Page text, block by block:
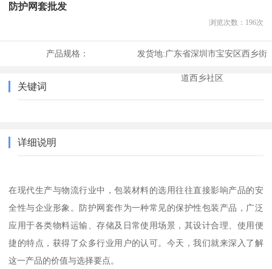
防护网套批发
浏览次数： 196次
产品规格： 发货地:广东省深圳市宝安区西乡街
道西乡社区
关键词
详细说明
在现代生产与物流行业中，包装材料的选用往往直接影响产品的安
全性与企业形象。防护网套作为一种常见的保护性包装产品，广泛
应用于各类物料运输、存储及日常使用场景，其设计合理、使用便
捷的特点，获得了众多行业用户的认可。今天，我们就来深入了解
这一产品的价值与选择要点。